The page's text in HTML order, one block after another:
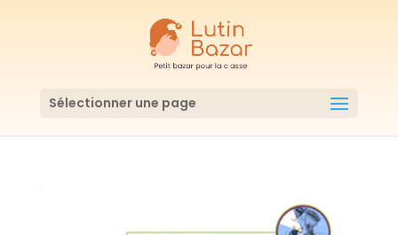
Sélectionner une page